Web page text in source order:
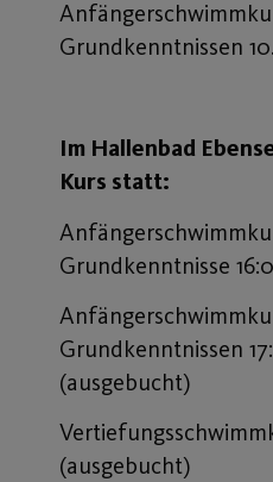
Grundkenntnissen
Im Hallenbad
Kurs statt:
Grundkenntnisse
Grundkenntnissen
(ausgebucht)
(ausgebucht)